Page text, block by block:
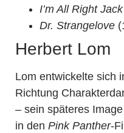
I’m All Right Jack
Dr. Strangelove
Herbert Lom
Lom entwickelte sich
Richtung
– sein späteres
in den Pink Panther-